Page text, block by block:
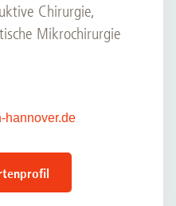
Chirurgie,
Mikrochirurgie
hannover.de